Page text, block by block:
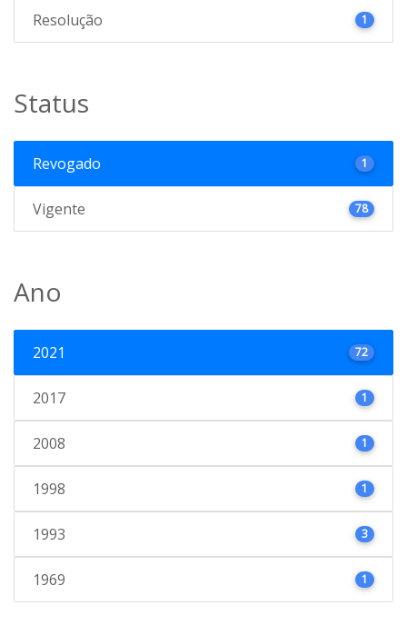
Resolução 1
Status
Revogado 1
Vigente 78
Ano
2021 72
2017 1
2008 1
1998 1
1993 3
1969 1